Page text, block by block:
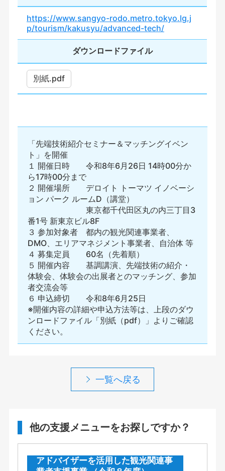
https://www.sangyo-rodo.metro.tokyo.lg.j
p/tourism/kakusyu/advanced-tech/
ダウンロードファイル
別紙.pdf
「先端技術紹介セミナー＆マッチングイベン
ト」を開催
１ 開催日時 令和8年6月26日 14時00分か
ら17時00分まで
２ 開催場所 デロイト トーマツ イノベーシ
ョン パーク ルームD（講堂）
東京都千代田区丸の内三丁目3
番1号 新東京ビル8F
３ 参加対象者 都内の観光関連事業者、
DMO、エリアマネジメント事業者、自治体 等
４ 募集定員 60名（先着順）
５ 開催内容 基調講演、先端技術の紹介・
体験会、体験会の出展者とのマッチング、参加
者交流会等
６ 申込締切 令和8年6月25日
※開催内容の詳細や申込方法等は、上段のダウ
ンロードファイル「別紙（pdf）」よりご確認
ください。
一覧へ戻る
他の支援メニューをお探しですか？
アドバイザーを活用した観光関連事